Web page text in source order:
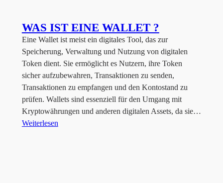
WAS IST EINE WALLET ?
Eine Wallet ist meist ein digitales Tool, das zur
Speicherung, Verwaltung und Nutzung von digitalen
Token dient. Sie ermöglicht es Nutzern, ihre Token
sicher aufzubewahren, Transaktionen zu senden,
Transaktionen zu empfangen und den Kontostand zu
prüfen. Wallets sind essenziell für den Umgang mit
Kryptowährungen und anderen digitalen Assets, da sie…
Weiterlesen